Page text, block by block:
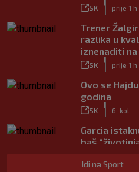
SK prije 1 h
Trener
razlika u
iznenaditi na
SK prije 1 h
Ovo se
godina
SK 6. kol.
Garcia
baš
SK
|
6. kol.
Idi na Sport